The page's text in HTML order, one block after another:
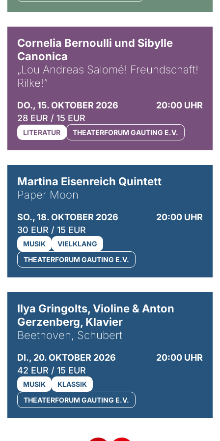
Cornelia Bernoulli und Sibylle
Canonica
„Lou Andreas Salomé! Freundschaft!
Rilke!“
DO., 15. OKTOBER 2026
20:00 UHR
28 EUR / 15 EUR
LITERATUR THEATERFORUM GAUTING E.V.
Martina Eisenreich Quintett
Paper Moon
SO., 18. OKTOBER 2026
20:00 UHR
30 EUR / 15 EUR
MUSIK
VIELKLANG
THEATERFORUM GAUTING E.V.
Ilya Gringolts, Violine & Anton
Gerzenberg, Klavier
Beethoven, Schubert
DI., 20. OKTOBER 2026
20:00 UHR
42 EUR / 15 EUR
MUSIK
KLASSIK
THEATERFORUM GAUTING E.V.